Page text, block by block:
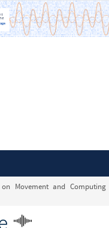
Movement and Computing